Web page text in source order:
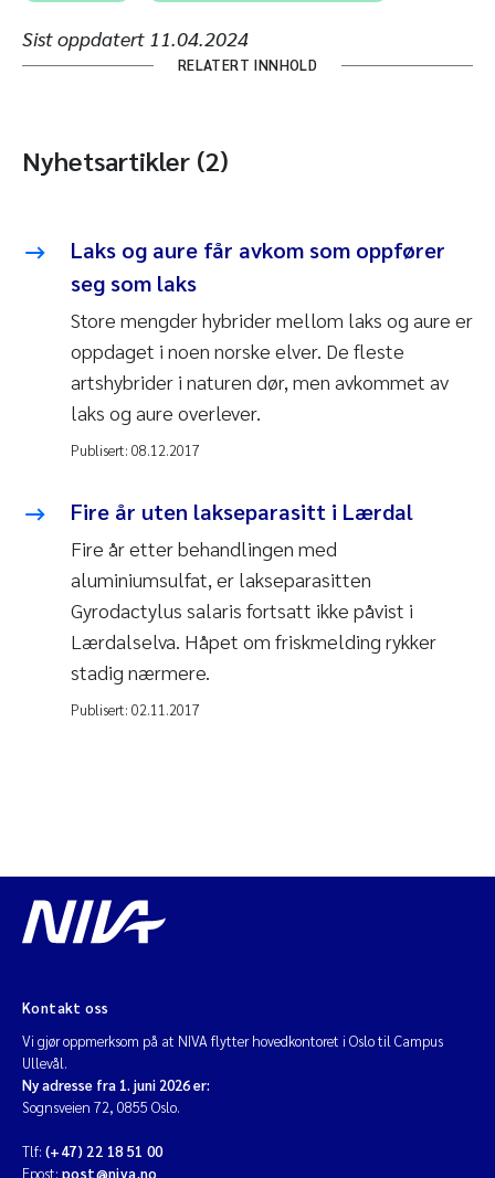
Sist oppdatert 11.04.2024
RELATERT INNHOLD
Nyhetsartikler (2)
Laks og aure får avkom som oppfører
seg som laks
Store mengder hybrider mellom laks og aure er
oppdaget i noen norske elver. De fleste
artshybrider i naturen dør, men avkommet av
laks og aure overlever.
Publisert: 08.12.2017
Fire år uten lakseparasitt i Lærdal
Fire år etter behandlingen med
aluminiumsulfat, er lakseparasitten
Gyrodactylus salaris fortsatt ikke påvist i
Lærdalselva. Håpet om friskmelding rykker
stadig nærmere.
Publisert: 02.11.2017
Kontakt oss
Vi gjør oppmerksom på at NIVA flytter hovedkontoret i Oslo til Campus
Ullevål.
Ny adresse fra 1. juni 2026 er:
Sognsveien 72, 0855 Oslo.
Tlf: (+47) 22 18 51 00
Epost: post@niva.no